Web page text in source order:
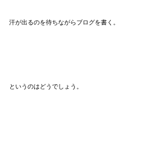
汗が出るのを待ちながらブログを書く。
というのはどうでしょう。